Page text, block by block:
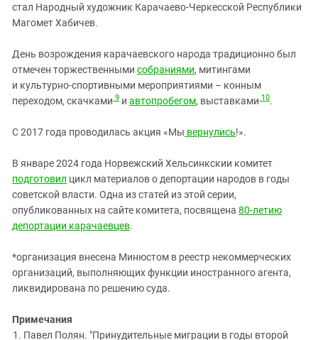
стал Народный художник Карачаево-Черкесской Республики
Магомет Хабичев.
День возрождения карачаевского народа традиционно был
отмечен торжественными собраниями, митингами
и культурно-спортивными мероприятиями – конным
переходом, скачками 9 и автопробегом, выставками 10.
С 2017 года проводилась акция «Мы вернулись!».
В январе 2024 года Норвежский Хельсинкскии комитет
подготовил цикл материалов о депортации народов в годы
советской власти. Одна из статей из этой серии,
опубликованных на сайте комитета, посвящена 80-летию
депортации карачаевцев.
*организация внесена Минюстом в реестр некоммерческих
организаций, выполняющих функции иностранного агента,
ликвидирована по решению суда.
Примечания
Павел Полян. "Принудительные миграции в годы второй